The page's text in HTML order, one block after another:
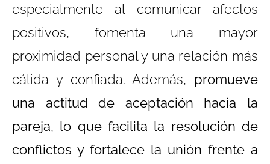
especialmente al comunicar afectos
positivos, fomenta una mayor
proximidad personal y una relación más
cálida y confiada. Además, promueve
una actitud de aceptación hacia la
pareja, lo que facilita la resolución de
conflictos y fortalece la unión frente a